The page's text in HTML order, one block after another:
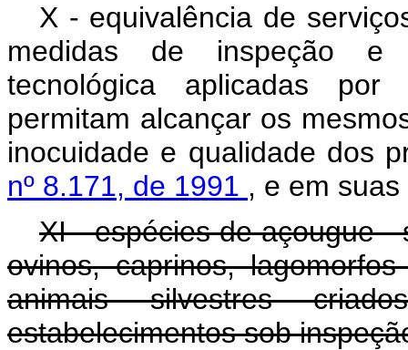
X - equivalência de
medidas de inspeção e
tecnológica aplicadas
permitam alcançar os
inocuidade e qualidade dos
nº 8.171, de 1991 , e em
XI - espécies de açougue
ovinos, caprinos,
animais silvestres
estabelecimentos sob